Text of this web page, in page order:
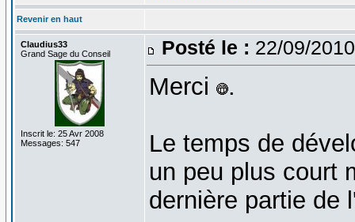
Revenir en haut
Claudius33
Grand Sage du Conseil
Inscrit le: 25 Avr 2008
Messages: 547
Posté le : 22/09/
Merci .
Le temps de
un peu plus court
dernière partie de